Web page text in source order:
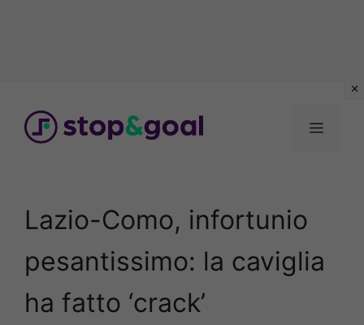
contenuto
Menu
Lazio-Como, infortunio
pesantissimo: la caviglia
ha fatto ‘crack’